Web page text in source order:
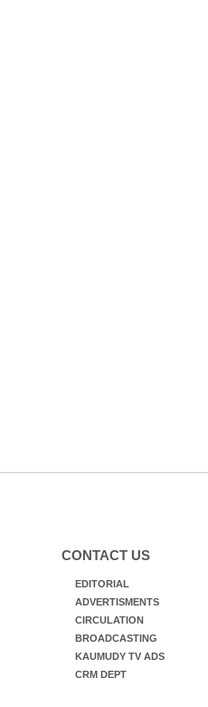
CONTACT US
EDITORIAL
ADVERTISMENTS
CIRCULATION
BROADCASTING
KAUMUDY TV ADS
CRM DEPT